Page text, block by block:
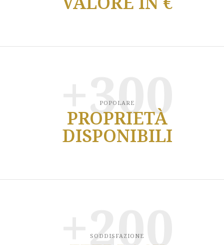
+300
POPOLARE
PROPRIETÀ
DISPONIBILI
+200
SODDISFAZIONE